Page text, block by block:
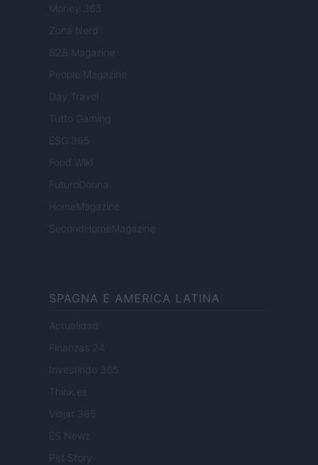
Money 365
Zona Nerd
B2B Magazine
People Magazine
Day Travel
Tutto Gaming
ESG 365
Food Wiki
FuturoDonna
HomeMagazine
SecondHomeMagazine
SPAGNA E AMERICA LATINA
Actualidad
Finanzas 24
Investindo 365
Think.es
Viajar 365
ES Newz
Pet Story